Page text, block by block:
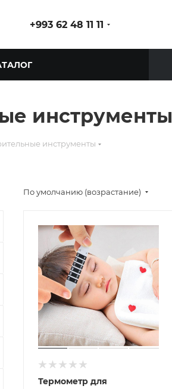
+993 62 48 11 11
инструменты
инструменты
По умолчанию (возрастание)
Термометр для